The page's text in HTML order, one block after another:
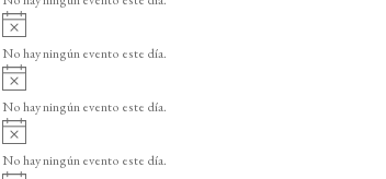
i
o
v
i
o
No hay ningún evento este día.
v
i
o
No hay ningún evento este día.
v
i
No hay ningún evento este día.